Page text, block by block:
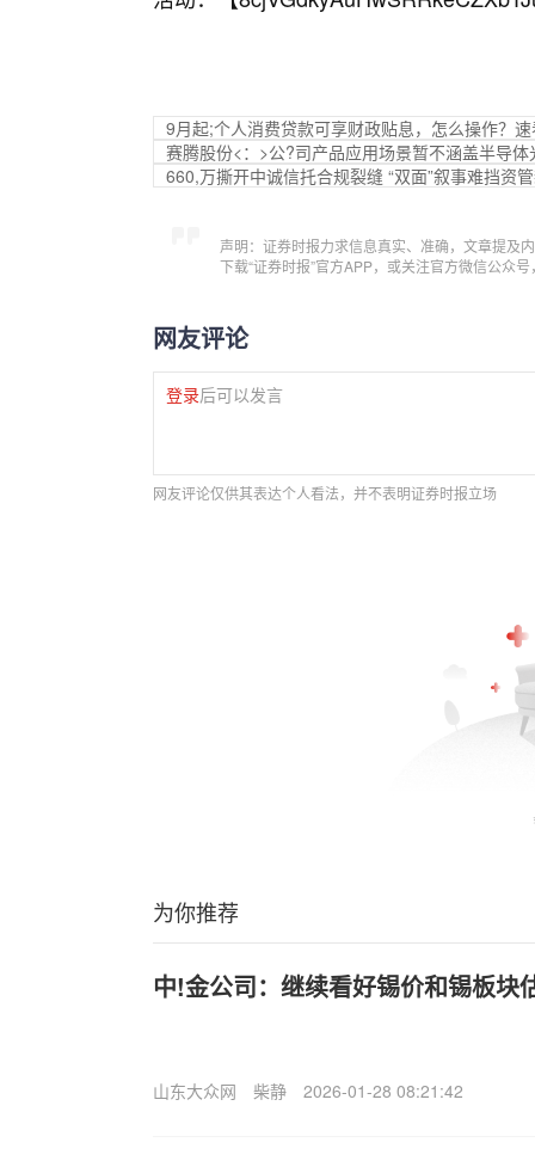
9月起;个人消费贷款可享财政贴息，怎么操作？
赛腾股份<：>公?司产品应用场景暂不涵盖半导
660,万撕开中诚信托合规裂缝 “双面”叙事难挡资
声明：证券时报力求信息真实、准确，文章提及
下载“证券时报”官方APP，或关注官方微信公众
网友评论
登录后可以发言
网友评论仅供其表达个人看法，并不表明证券时报立场
为你推荐
中!金公司：继续看好锡价和锡板块
山东大众网 柴静 2026-01-28 08:21:42